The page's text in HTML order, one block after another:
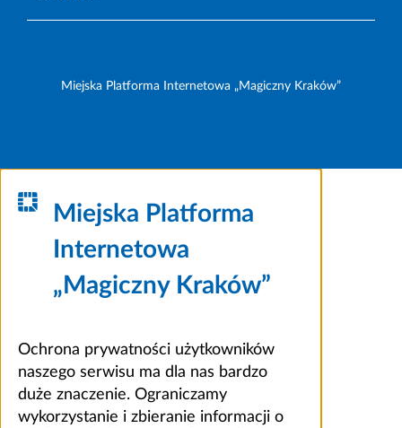
Miejska Platforma Internetowa „Magiczny Kraków”
Miejska Platforma
Internetowa
„Magiczny Kraków”
Ochrona prywatności użytkowników
naszego serwisu ma dla nas bardzo
duże znaczenie. Ograniczamy
wykorzystanie i zbieranie informacji o